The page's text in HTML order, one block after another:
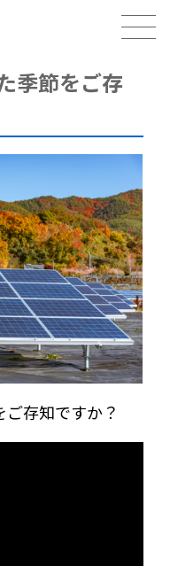
季節をご存
存知ですか？